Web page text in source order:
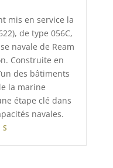
mis en service la
de type 056C,
navale de Ream
Construite en
des bâtiments
la marine
étape clé dans
navales.